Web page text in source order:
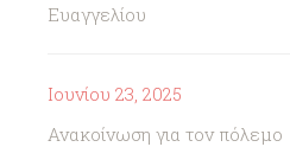
Ευαγγελίου
Ιουνίου 23, 2025
Ανακοίνωση για τον πόλεμο